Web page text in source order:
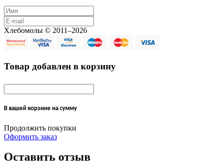
Хлебомолы © 2011–2026
Товар добавлен в корзину
В вашей корзине на сумму
Продолжить покупки
Оформить заказ
Оставить отзыв